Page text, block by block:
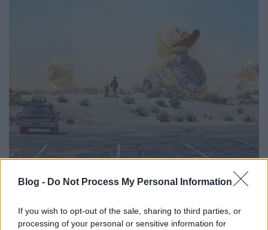
Blog - Do Not Process My Personal Information
If you wish to opt-out of the sale, sharing to third parties, or
processing of your personal or sensitive information for
Drone Sweet Drone - Elektronikus
állam
Fincherista•2019. szeptember 29.